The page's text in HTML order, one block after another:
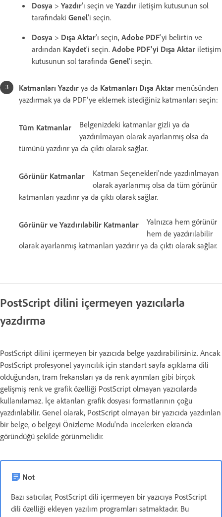
Dosya > Yazdır'ı seçin ve Yazdır iletişim kutusunun sol
tarafındaki Genel'i seçin.
Dosya > Dışa Aktar'ı seçin, Adobe PDF'yi belirtin ve
ardından Kaydet'i seçin. Adobe PDF'yi Dışa Aktar iletişim
kutusunun sol tarafında Genel'i seçin.
Katmanları Yazdır ya da Katmanları Dışa Aktar menüsünden
yazdırmak ya da PDF'ye eklemek istediğiniz katmanları seçin:
Tüm Katmanlar
Belgenizdeki katmanlar gizli ya da
yazdırılmayan olarak ayarlanmış olsa da
tümünü yazdırır ya da çıktı olarak sağlar.
Görünür Katmanlar
Katman Seçenekleri'nde yazdırılmayan
olarak ayarlanmış olsa da tüm görünür
katmanları yazdırır ya da çıktı olarak sağlar.
Görünür ve Yazdırılabilir Katmanlar
Yalnızca hem görünür
hem de yazdırılabilir
olarak ayarlanmış katmanları yazdırır ya da çıktı olarak sağlar.
PostScript dilini içermeyen yazıcılarla
yazdırma
PostScript dilini içermeyen bir yazıcıda belge yazdırabilirsiniz. Ancak
PostScript profesyonel yayıncılık için standart sayfa açıklama dili
olduğundan, tram frekansları ya da renk ayrımları gibi birçok
gelişmiş renk ve grafik özelliği PostScript olmayan yazıcılarda
kullanılamaz. İçe aktarılan grafik dosyası formatlarının çoğu
yazdırılabilir. Genel olarak, PostScript olmayan bir yazıcıda yazdırılan
bir belge, o belgeyi Önizleme Modu'nda incelerken ekranda
göründüğü şekilde görünmelidir.
Not
Bazı satıcılar, PostScript dili içermeyen bir yazıcıya PostScript
dili özelliği ekleyen yazılım programları satmaktadır. Bu